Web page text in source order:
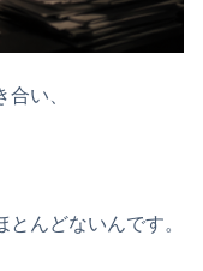
い、
んどないんです。